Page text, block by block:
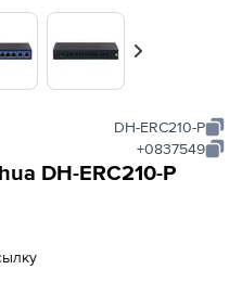
Вперед
DH-ERC210-P
+0837549
DH-ERC210-P